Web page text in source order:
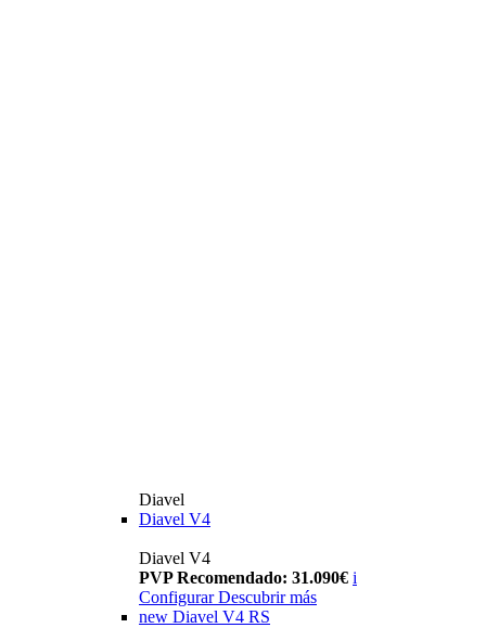
Diavel
Diavel V4
Diavel V4
PVP Recomendado: 31.090€ i
Configurar Descubrir más
new Diavel V4 RS